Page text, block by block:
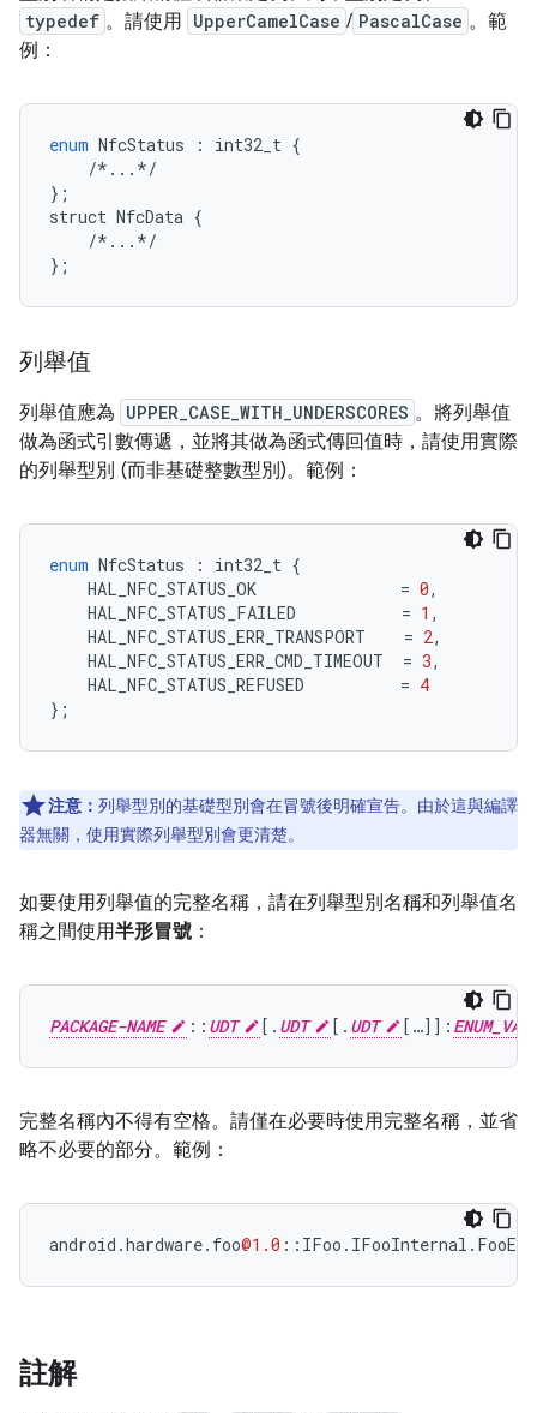
typedef 。請使用 UpperCamelCase / PascalCase 。範
例：
enum NfcStatus : int32_t {
/*...*/
};
struct NfcData {
/*...*/
};
列舉值
列舉值應為 UPPER_CASE_WITH_UNDERSCORES 。將列舉值
做為函式引數傳遞，並將其做為函式傳回值時，請使用實際
的列舉型別 (而非基礎整數型別)。範例：
enum NfcStatus : int32_t {
HAL_NFC_STATUS_OK
= 0,
HAL_NFC_STATUS_FAILED
= 1 ,
HAL_NFC_STATUS_ERR_TRANSPORT
= 2,
HAL_NFC_STATUS_ERR_CMD_TIMEOUT
= 3,
HAL_NFC_STATUS_REFUSED
= 4
};
注意： 列舉型別的基礎型別會在冒號後明確宣告。由於這與編譯
器無關，使用實際列舉型別會更清楚。
如要使用列舉值的完整名稱，請在列舉型別名稱和列舉值名
稱之間使用半形冒號 ：
PACKAGE-NAME :: UDT [. UDT [. UDT […]]:
完整名稱內不得有空格。請僅在必要時使用完整名稱，並省
略不必要的部分。範例：
android .hardware. foo@1.0 :: IFoo . IFooInternal .
註解